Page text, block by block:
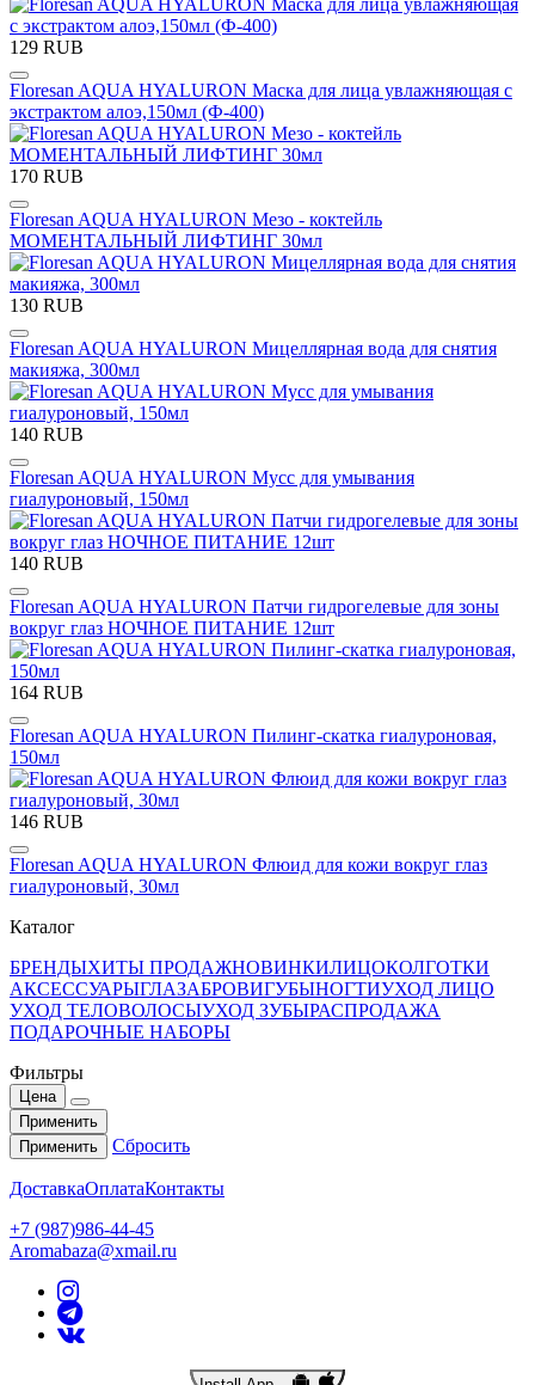
129 RUB
Floresan AQUA HYALURON Маска для лица увлажняющая с
экстрактом алоэ,150мл (Ф-400)
170 RUB
Floresan AQUA HYALURON Мезо - коктейль
МОМЕНТАЛЬНЫЙ ЛИФТИНГ 30мл
130 RUB
Floresan AQUA HYALURON Мицеллярная вода для снятия
макияжа, 300мл
140 RUB
Floresan AQUA HYALURON Мусс для умывания
гиалуроновый, 150мл
140 RUB
Floresan AQUA HYALURON Патчи гидрогелевые для зоны
вокруг глаз НОЧНОЕ ПИТАНИЕ 12шт
164 RUB
Floresan AQUA HYALURON Пилинг-скатка гиалуроновая,
150мл
146 RUB
Floresan AQUA HYALURON Флюид для кожи вокруг глаз
гиалуроновый, 30мл
Каталог
БРЕНДЫХИТЫ ПРОДАЖНОВИНКИЛИЦОКОЛГОТКИ
АКСЕССУАРЫГЛАЗАБРОВИГУБЫНОГТИУХОД ЛИЦО
УХОД ТЕЛОВОЛОСЫУХОД ЗУБЫРАСПРОДАЖА
ПОДАРОЧНЫЕ НАБОРЫ
Фильтры
Цена
Применить
Применить
Сбросить
ДоставкаОплатаКонтакты
+7 (987)986-44-45
Aromabaza@xmail.ru